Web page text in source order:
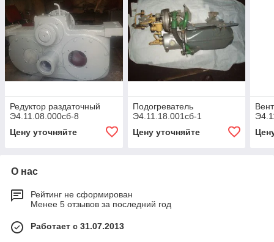
Редуктор раздаточный
Э4.11.08.000сб-8
Цену уточняйте
Подогреватель
Э4.11.18.001сб-1
Цену уточняйте
О нас
Рейтинг не сформирован
Менее 5 отзывов за последний год
Работает с 31.07.2013